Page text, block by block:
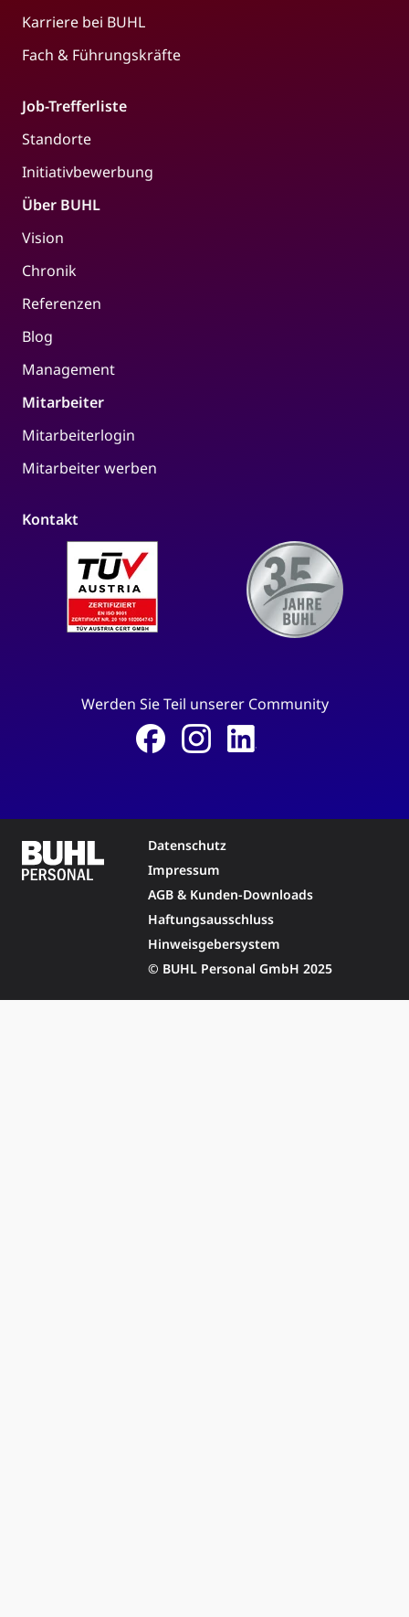
Karriere bei BUHL
Fach & Führungskräfte
Job-Trefferliste
Standorte
Initiativbewerbung
Über BUHL
Vision
Chronik
Referenzen
Blog
Management
Mitarbeiter
Mitarbeiterlogin
Mitarbeiter werben
Kontakt
Werden Sie Teil unserer Community
Datenschutz
Impressum
AGB & Kunden-Downloads
Haftungsausschluss
Hinweisgebersystem
© BUHL Personal GmbH 2025